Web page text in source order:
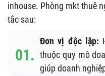
inhouse. Phòng mkt thuê
tắc sau:
Đơn vị độc lập:
thuộc quy mô
giúp doanh